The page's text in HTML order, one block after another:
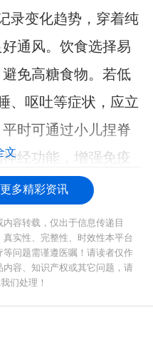
录变化趋势，穿着纯
通风。饮食选择易
免高糖食物。若低
、呕吐等症状，应立
时可通过小儿捏脊
经功能，增强免疫
文
多精彩资讯
容转载，仅出于信息传递目
实性、完整性、时效性本平台
问题需谨遵医嘱！请读者仅作
容、知识产权或其它问题，请
们处理！